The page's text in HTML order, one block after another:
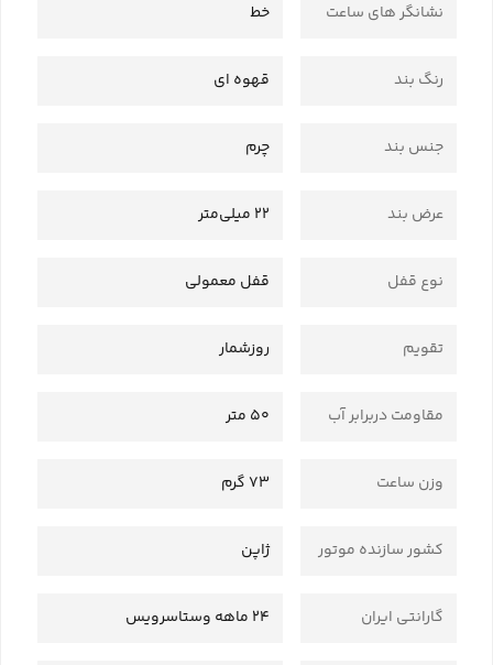
نشانگر های ساعت خط
رنگ بند قهوه ای
جنس بند چرم
عرض بند 22 میلی‌متر
نوع قفل قفل معمولی
تقویم روزشمار
مقاومت دربرابر آب 50 متر
وزن ساعت 73 گرم
کشور سازنده موتور ژاپن
گارانتی ایران 24 ماهه وستاسرویس